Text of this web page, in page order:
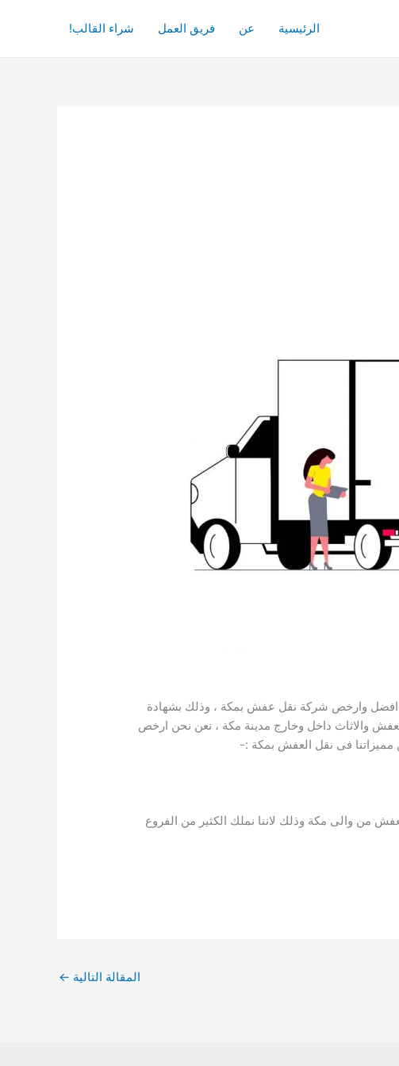
الرئيسية عن فريق العمل شراء القالب!
وارخص شركة نقل عفش بمكة ، وذلك بشهادة
من النجاحات فى نقل العفش والاثاث داخل وخارج مدينة مكة ، نعن نحن ارخص
فى نقل العفش بمكة :-
من والى مكة وذلك لاننا نملك الكثير من الفروع
المقالة التالية ←